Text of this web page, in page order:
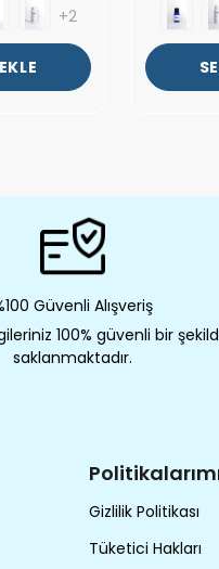
+2
Güvenli Alışveriş
100% güvenli bir
saklanmaktadır.
Gizlilik Politikası
Tüketici Hakları